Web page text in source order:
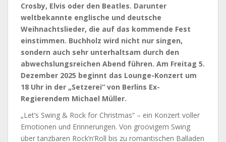
Crosby, Elvis oder den Beatles. Darunter
weltbekannte englische und deutsche
Weihnachtslieder, die auf das kommende Fest
einstimmen. Buchholz wird nicht nur singen,
sondern auch sehr unterhaltsam durch den
abwechslungsreichen Abend führen. Am Freitag 5.
Dezember 2025 beginnt das Lounge-Konzert um
18 Uhr in der „Setzerei“ von Berlins Ex-
Regierendem Michael Müller.
„Let’s Swing & Rock for Christmas“ – ein Konzert voller
Emotionen und Erinnerungen. Von groovigem Swing
über tanzbaren Rock’n’Roll bis zu romantischen Balladen